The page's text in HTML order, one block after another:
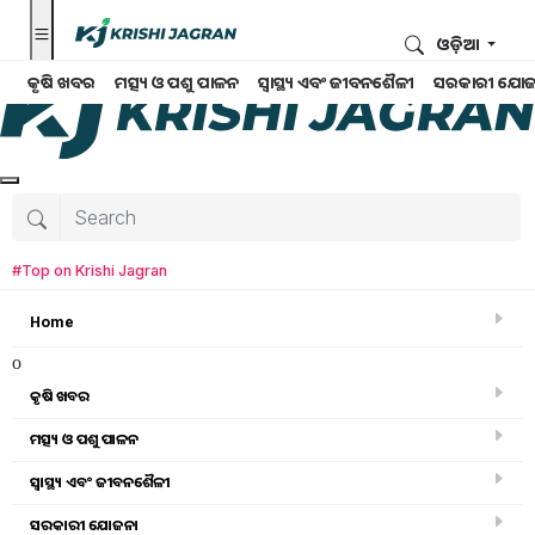
କୃଷି ଖବର ମତ୍ସ୍ୟ ଓ ପଶୁ ପାଳନ ସ୍ୱାସ୍ଥ୍ୟ ଏବଂ ଜୀବନଶୈଳୀ ସରକାରୀ
ଓଡ଼ିଆ
#Top on Krishi Jagran
Home
o
କୃଷି ଖବର
ମତ୍ସ୍ୟ ଓ ପଶୁ ପାଳନ
ସ୍ୱାସ୍ଥ୍ୟ ଏବଂ ଜୀବନଶୈଳୀ
ସରକାରୀ ଯୋଜନା
କୃଷି ଖବର